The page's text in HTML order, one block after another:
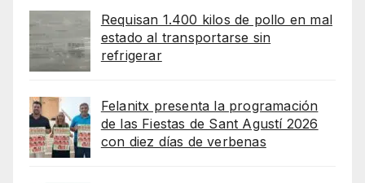
Requisan 1.400 kilos de pollo en mal
estado al transportarse sin
refrigerar
Felanitx presenta la programación
de las Fiestas de Sant Agustí 2026
con diez días de verbenas